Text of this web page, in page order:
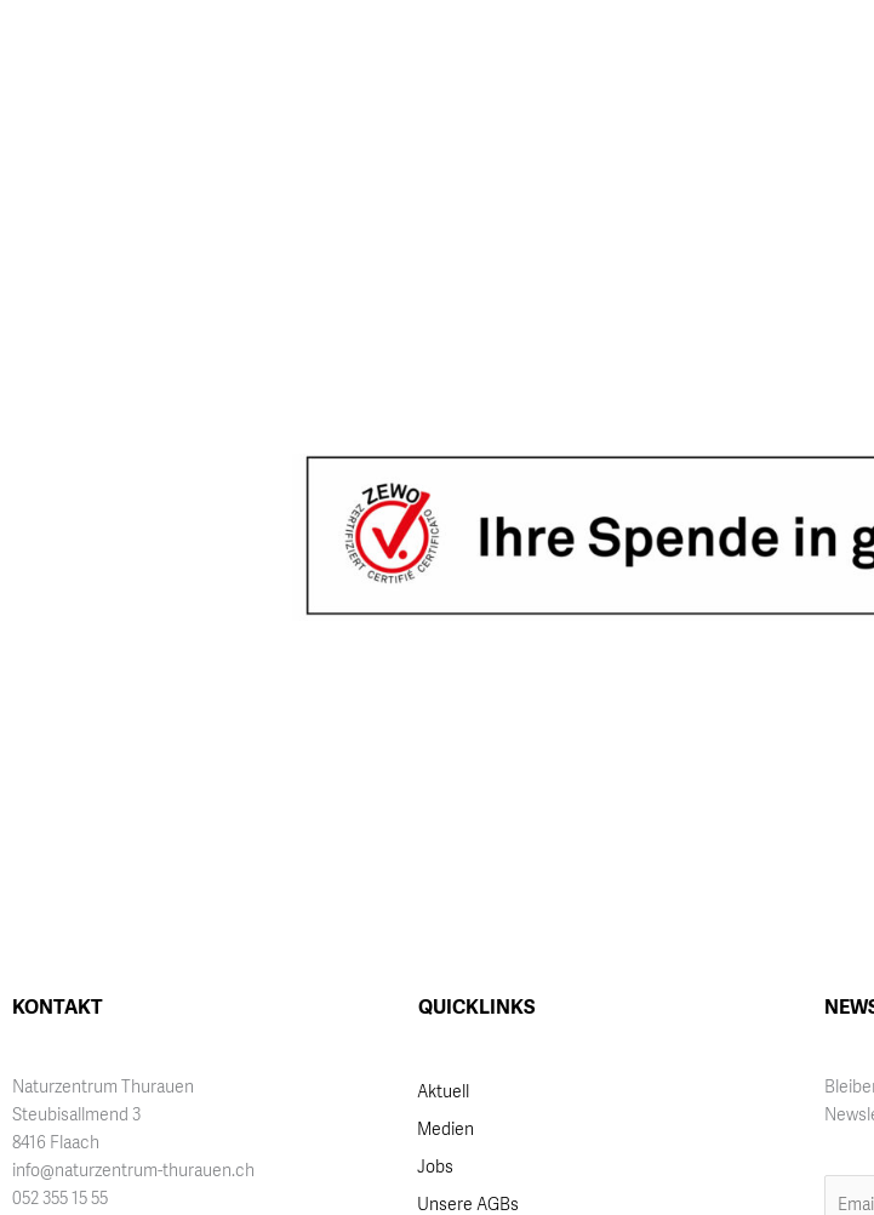
KONTAKT
Naturzentrum Thurauen
Steubisallmend 3
8416 Flaach
info@naturzentrum-thurauen.ch
052 355 15 55
QUICKLINKS
Aktuell
Medien
Jobs
Unsere AGBs